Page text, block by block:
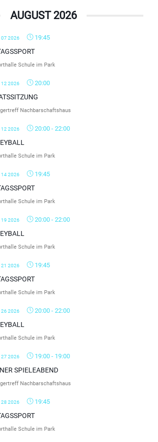
AUGUST 2026
07 2026 19:45
Schule im Park
12 2026 20:00
Nachbarschaftshaus
12 2026 20:00 - 22:00
Schule im Park
14 2026 19:45
Schule im Park
19 2026 20:00 - 22:00
Schule im Park
21 2026 19:45
Schule im Park
26 2026 20:00 - 22:00
Schule im Park
27 2026 19:00 - 19:00
SPIELEABEND
Nachbarschaftshaus
28 2026 19:45
Schule im Park